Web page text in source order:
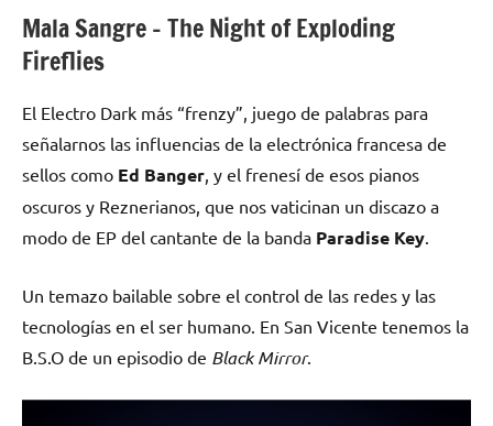
Mala Sangre – The Night of Exploding
Fireflies
El Electro Dark más “frenzy”, juego de palabras para
señalarnos las influencias de la electrónica francesa de
sellos como Ed Banger , y el frenesí de esos pianos
oscuros y Reznerianos, que nos vaticinan un discazo a
modo de EP del cantante de la banda Paradise Key
Un temazo bailable sobre el control de las redes y las
tecnologías en el ser humano. En San Vicente tenemos la
B.S.O de un episodio de Black Mirror.